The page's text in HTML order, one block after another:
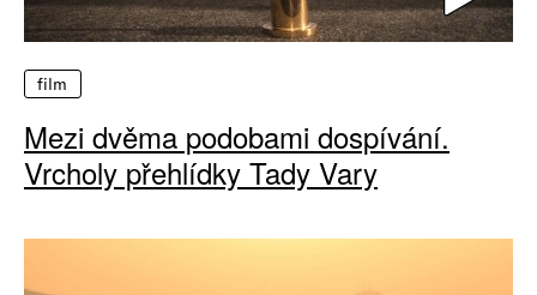
film
Mezi dvěma podobami dospívání.
Vrcholy přehlídky Tady Vary